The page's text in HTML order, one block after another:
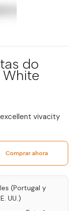
do
vivacity
Comprar ahora
(Portugal y
UU.)